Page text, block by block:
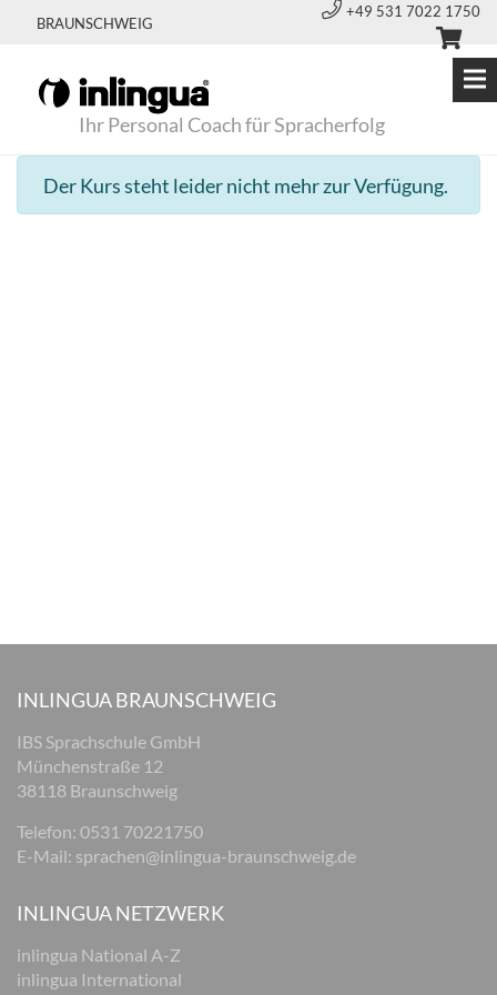
BRAUNSCHWEIG
+49 531 7022 1750
Ihr Personal Coach für Spracherfolg
Der Kurs steht leider nicht mehr zur Verfügung.
INLINGUA BRAUNSCHWEIG
IBS Sprachschule GmbH
Münchenstraße 12
38118 Braunschweig
Telefon: 0531 70221750
E-Mail: sprachen@inlingua-braunschweig.de
INLINGUA NETZWERK
inlingua National A-Z
inlingua International